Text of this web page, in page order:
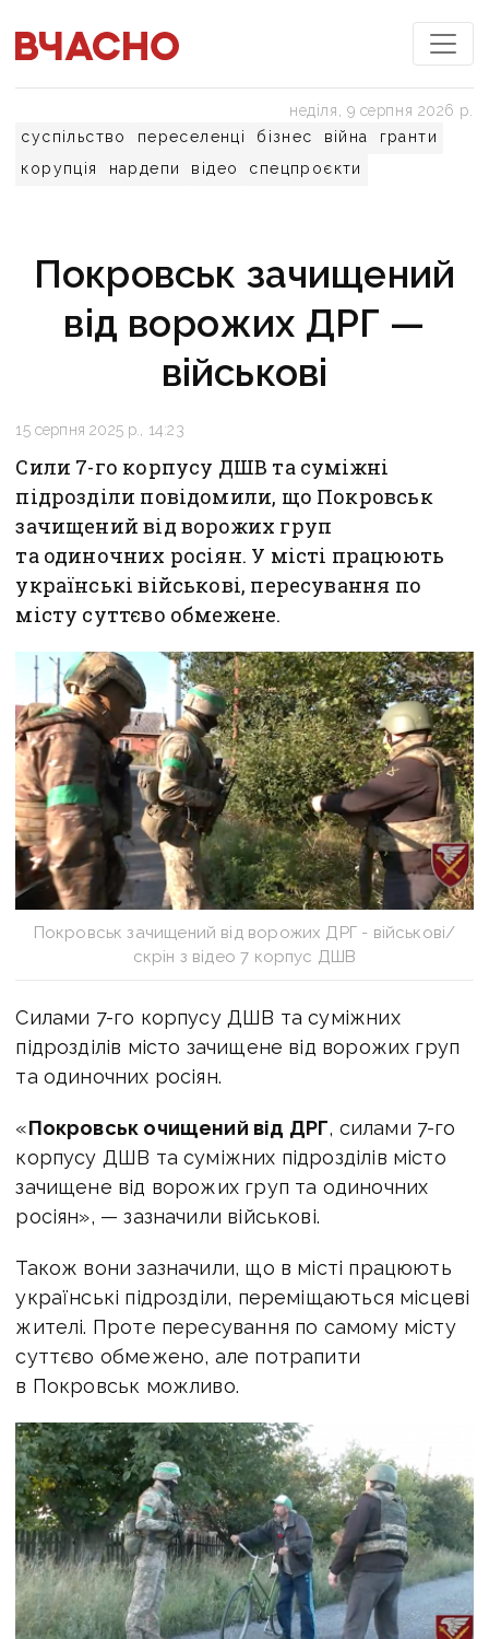
суспільство переселенці бізнес війна
гранти
корупція
нардепи відео спецпроєкти
неділя, 9 серпня 2026 р.
Покровськ зачищений
від ворожих ДРГ —
військові
15 серпня 2025 р., 14:23
Сили 7-го корпусу ДШВ та суміжні
підрозділи повідомили, що Покровськ
зачищений від ворожих груп
та одиночних росіян. У місті працюють
українські військові, пересування по
місту суттєво обмежене.
Покровськ зачищений від ворожих ДРГ - військові/
скрін з відео 7 корпус ДШВ
Силами 7-го корпусу ДШВ та суміжних
підрозділів місто зачищене від ворожих груп
та одиночних росіян.
«Покровськ очищений від ДРГ, силами 7-го
корпусу ДШВ та суміжних підрозділів місто
зачищене від ворожих груп та одиночних
росіян», — зазначили військові.
Також вони зазначили, що в місті працюють
українські підрозділи, переміщаються місцеві
жителі. Проте пересування по самому місту
суттєво обмежено, але потрапити
в Покровськ можливо.